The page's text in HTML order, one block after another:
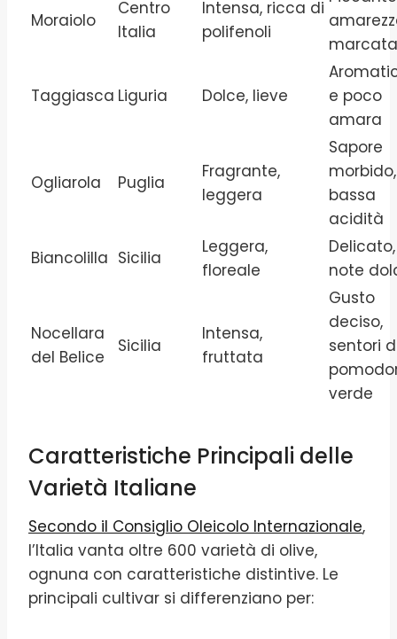
Moraiolo
Centro
Italia
Intensa, ricca di
polifenoli
marcata
Taggiasca Liguria Dolce, lieve
e poco
amara
Ogliarola Puglia
Fragrante,
leggera
Sapore
morbido,
bassa
acidità
Biancolilla Sicilia
Leggera,
floreale
Delicato,
note
Nocellara
del Belice
Sicilia
Intensa,
fruttata
Gusto
deciso,
sentori
verde
Caratteristiche Principali delle
Varietà Italiane
Secondo il Consiglio Oleicolo Internazionale,
l’Italia vanta oltre 600 varietà di olive,
ognuna con caratteristiche distintive. Le
principali cultivar si differenziano per: